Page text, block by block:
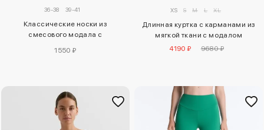
36-38 39-41
Классические носки из
смесового модала с
1550 ₽
XS S M L XL
Длинная куртка с карманами из
мягкой ткани с модалом
4190 ₽
9680 ₽